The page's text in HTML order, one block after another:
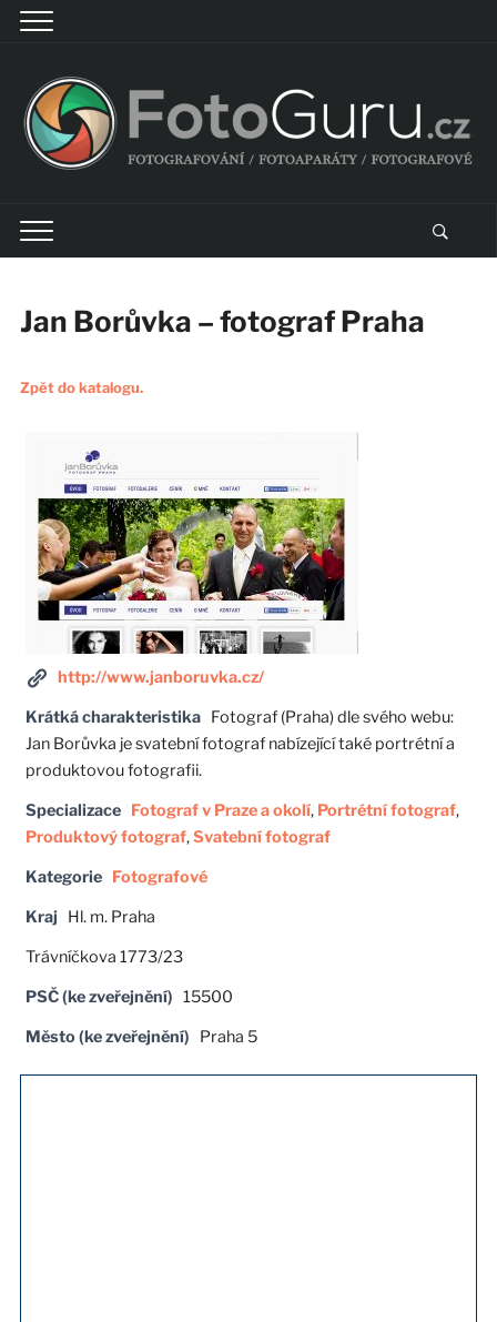
Jan Borůvka – fotograf Praha
Zpět do katalogu.
http://www.janboruvka.cz/
Krátká charakteristika Fotograf (Praha) dle svého webu:
Jan Borůvka je svatební fotograf nabízející také portrétní a
produktovou fotografii.
Specializace Fotograf v Praze a okolí, Portrétní fotograf,
Produktový fotograf,Svatební fotograf
Kategorie Fotografové
Kraj
Hl. m. Praha
Trávníčkova 1773/23
PSČ (ke zveřejnění) 15500
Město (ke zveřejnění)
Praha 5